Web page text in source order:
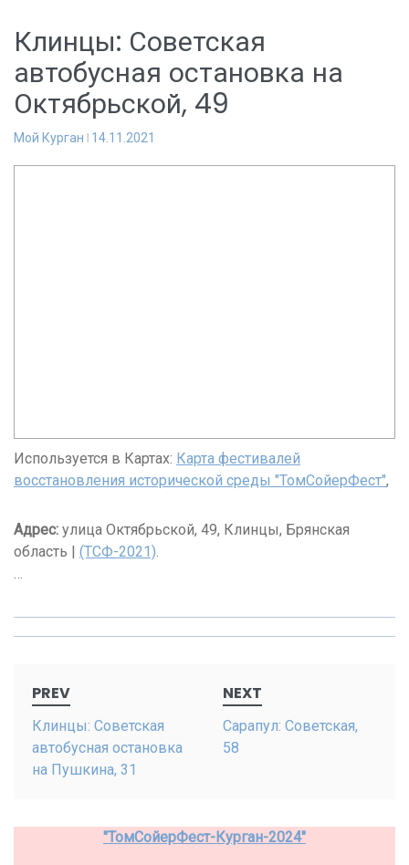
Клинцы: Советская
автобусная остановка на
Октябрьской, 49
Мой Курган 14.11.2021
Используется в Картах: Карта фестивалей
восстановления исторической среды "ТомСойерФест",
Адрес: улица Октябрьской, 49, Клинцы, Брянская
область | (ТСФ-2021).
…
navigation
PREV
Клинцы: Советская
автобусная остановка
на Пушкина, 31
NEXT
Сарапул: Советская,
58
"ТомСойерФест-Курган-2024"